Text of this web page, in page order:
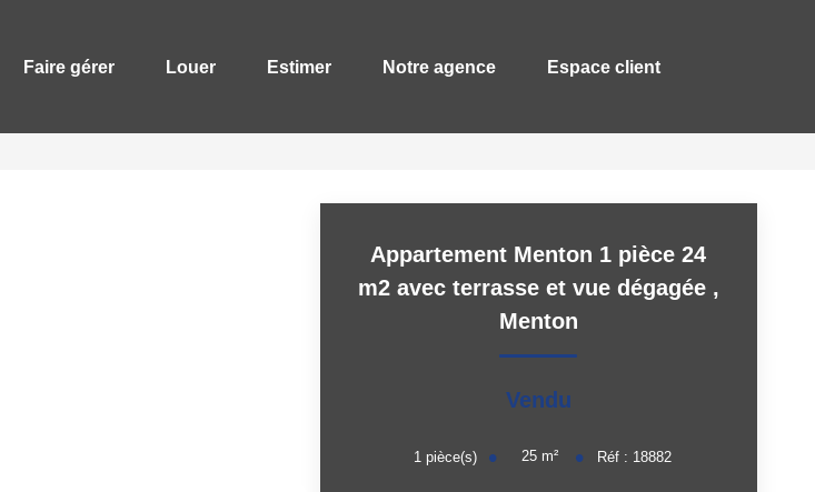
Faire gérer Louer Estimer Notre agence Espace client
Appartement Menton 1 pièce 24
m2 avec terrasse et vue dégagée ,
Menton
Vendu
1pièce(s) 25 m² Réf : 18882